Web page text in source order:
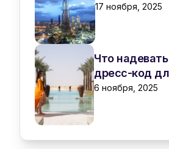
17 ноября, 2025
Что
дресс-код
6 ноября, 2025